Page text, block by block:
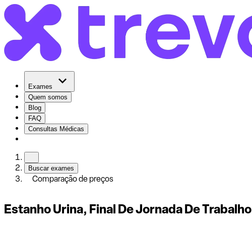
Exames
Quem somos
Blog
FAQ
Consultas Médicas
Buscar exames
Comparação de preços
Estanho Urina, Final De Jornada De Trabalho